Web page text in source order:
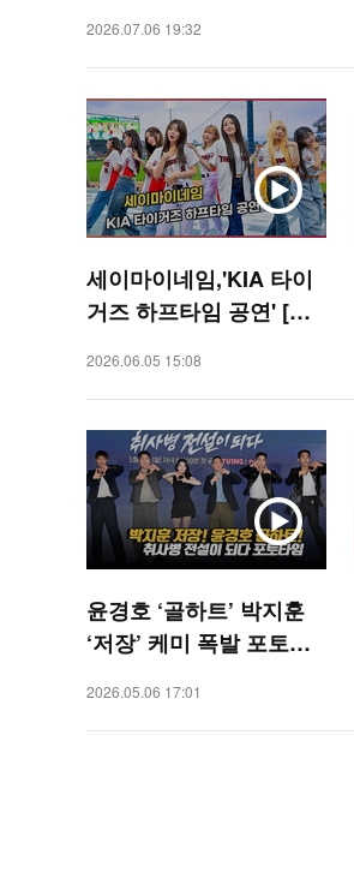
2026.07.06 19:32
세이마이네임,'KIA 타이
거즈 하프타임 공연' [O!
2026.06.05 15:08
윤경호 ‘골하트’ 박지훈
‘저장’ 케미 폭발 포토타
2026.05.06 17:01